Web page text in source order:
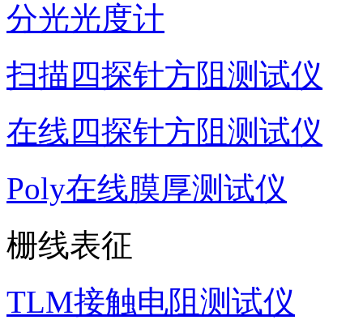
分光光度计
扫描四探针方阻测试仪
在线四探针方阻测试仪
Poly在线膜厚测试仪
栅线表征
TLM接触电阻测试仪